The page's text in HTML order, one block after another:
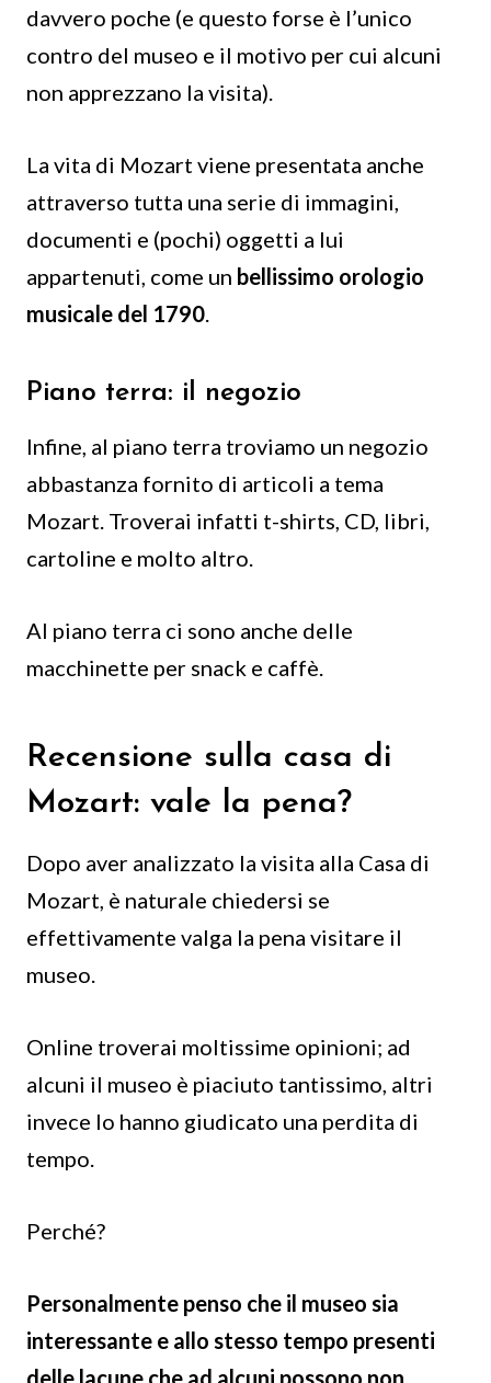
davvero poche (e questo forse è l’unico
contro del museo e il motivo per cui alcuni
non apprezzano la visita).
La vita di Mozart viene presentata anche
attraverso tutta una serie di immagini,
documenti e (pochi) oggetti a lui
appartenuti, come un bellissimo orologio
musicale del 1790
Piano terra: il negozio
Infine, al piano terra troviamo un negozio
abbastanza fornito di articoli a tema
Mozart. Troverai infatti t-shirts, CD, libri,
cartoline e molto altro.
Al piano terra ci sono anche delle
macchinette per snack e caffè.
Recensione sulla casa di
Mozart: vale la pena?
Dopo aver analizzato la visita alla Casa di
Mozart, è naturale chiedersi se
effettivamente valga la pena visitare il
museo.
Online troverai moltissime opinioni; ad
alcuni il museo è piaciuto tantissimo, altri
invece lo hanno giudicato una perdita di
tempo.
Perché?
Personalmente penso che il museo sia
interessante e allo stesso tempo presenti
delle lacune che ad alcuni possono non